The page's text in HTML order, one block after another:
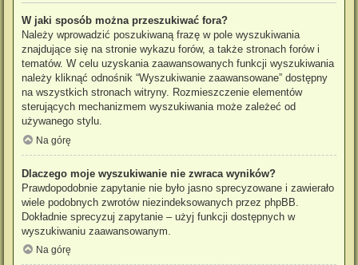
W jaki sposób można przeszukiwać fora?
Należy wprowadzić poszukiwaną frazę w pole wyszukiwania
znajdujące się na stronie wykazu forów, a także stronach forów i
tematów. W celu uzyskania zaawansowanych funkcji wyszukiwania
należy kliknąć odnośnik “Wyszukiwanie zaawansowane” dostępny
na wszystkich stronach witryny. Rozmieszczenie elementów
sterujących mechanizmem wyszukiwania może zależeć od
używanego stylu.
Na górę
Dlaczego moje wyszukiwanie nie zwraca wyników?
Prawdopodobnie zapytanie nie było jasno sprecyzowane i zawierało
wiele podobnych zwrotów niezindeksowanych przez phpBB.
Dokładnie sprecyzuj zapytanie – użyj funkcji dostępnych w
wyszukiwaniu zaawansowanym.
Na górę